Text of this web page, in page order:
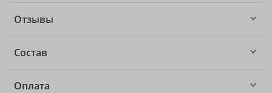
Отзывы
Состав
Оплата